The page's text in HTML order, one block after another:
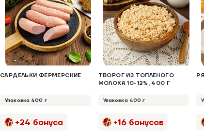
САРДЕЛЬКИ ФЕРМЕРСКИЕ
Упаковка 400 г
+24 бонуса
ТВОРОГ ИЗ ТОПЛЕНОГО
МОЛОКА 10-12%, 400 Г
Упаковка 400 г
+16 бонусов